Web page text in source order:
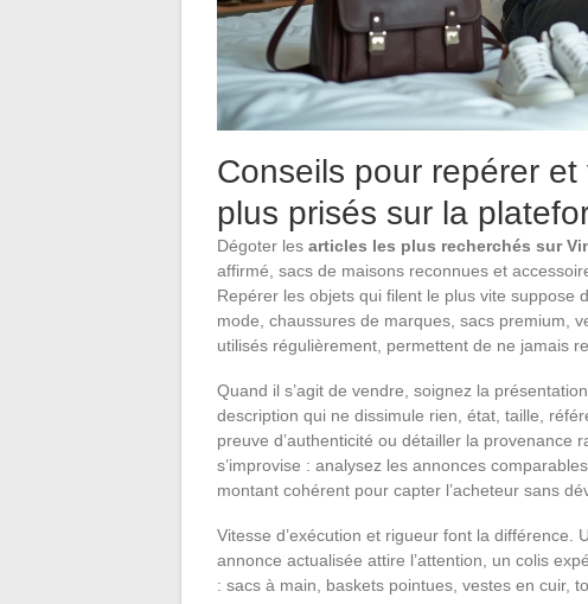
Conseils pour repérer
plus prisés sur la
Dégoter les articles les plus recherchés sur
affirmé, sacs de maisons reconnues et
Repérer les objets qui filent le plus vite suppose
mode, chaussures de marques, sacs premium,
utilisés régulièrement, permettent de ne jamais
Quand il s’agit de vendre, soignez la
description qui ne dissimule rien, état, taille,
preuve d’authenticité ou détailler la provenance
s’improvise : analysez les annonces
montant cohérent pour capter l’acheteur sans
Vitesse d’exécution et rigueur font la
annonce actualisée attire l’attention, un colis
: sacs à main, baskets pointues, vestes en cuir,